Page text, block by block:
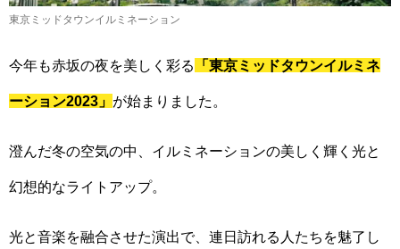
東京ミッドタウンイルミネーション
今年も赤坂の夜を美しく彩る 「東京ミッドタウンイルミネ
ーション2023」 が始まりました。
澄んだ冬の空気の中、イルミネーションの美しく輝く光と
幻想的なライトアップ。
光と音楽を融合させた演出で、連日訪れる人たちを魅了し